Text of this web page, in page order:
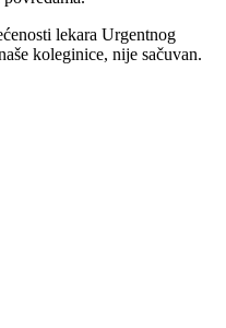
lekara Urgentnog
koleginice, nije sačuvan.